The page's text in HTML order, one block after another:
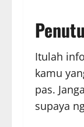
Itulah
kamu
pas.
supaya